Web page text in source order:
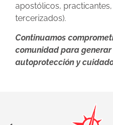
apostólicos,
tercerizados).
Continuamos
comunidad para
autoprotección y